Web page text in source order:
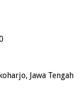
Jawa Tengah